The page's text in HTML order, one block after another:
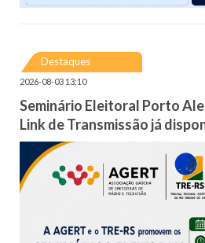
Destaques
2026-08-03 13:10
Seminário Eleitoral Porto
Link de Transmissão já